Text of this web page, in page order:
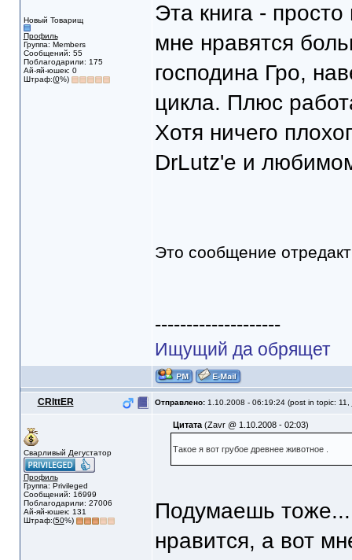
Новый Товарищ
Профиль
Группа: Members
Сообщений: 55
Поблагодарили: 175
Ай-яй-юшек: 0
Штраф:(0%)
Эта книга -
мне нравятся
господина Гро,
цикла. Плюс
Хотя ничего
DrLutz'е и
Это сообщение
--------------------
Ищущий да обрящет
CRIttER Отправлено: 1.10.2008 - 06:19:24 (post in topic: 11,
Сварливый Дегустатор
Профиль
Группа: Privileged
Сообщений: 16999
Поблагодарили: 27006
Ай-яй-юшек: 131
Штраф:(50%)
Цитата(Zavr @ 1.10.2008 - 02:03)
Такое я вот грубое древнее животное .
Подумаешь тоже...
нравится, а вот